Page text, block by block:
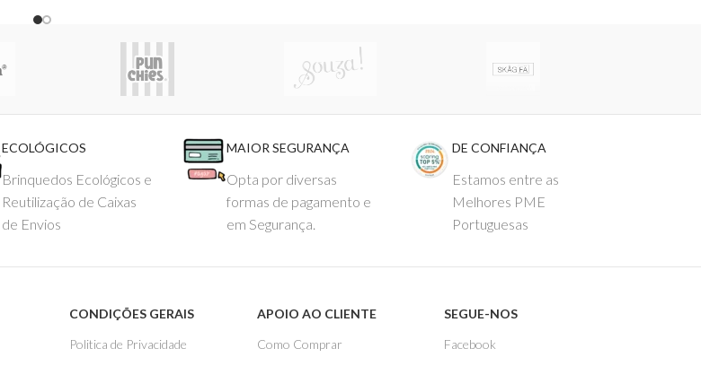
ECOLÓGICOS
Brinquedos Ecológicos e
Reutilização de Caixas
de Envios
MAIOR SEGURANÇA
Opta por diversas
formas de pagamento e
em Segurança.
DE CONFIANÇA
Estamos entre as
Melhores PME
Portuguesas
CONDIÇÕES GERAIS
Politica de Privacidade
APOIO AO CLIENTE
Como Comprar
SEGUE-NOS
Facebook